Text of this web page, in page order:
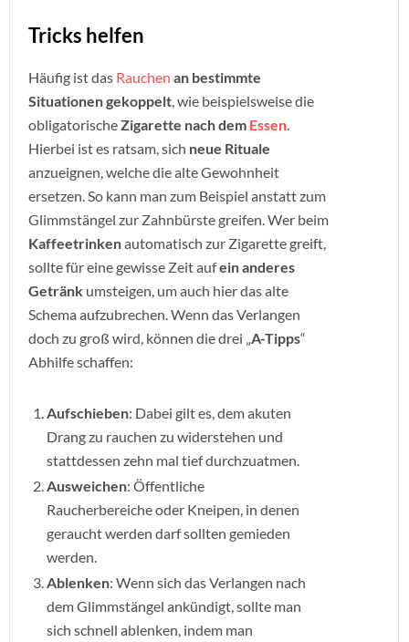
Tricks helfen
Häufig ist das Rauchen an bestimmte
Situationen gekoppelt, wie beispielsweise die
obligatorischeZigarette nach dem Essen.
Hierbei ist es ratsam, sich neue Rituale
anzueignen, welche die alte Gewohnheit
ersetzen. So kann man zum Beispiel anstatt zum
Glimmstängel zur Zahnbürste greifen. Wer beim
Kaffeetrinkenautomatisch zur Zigarette greift,
sollte für eine gewisse Zeit aufein anderes
Getränk umsteigen, um auch hier das alte
Schema aufzubrechen. Wenn das Verlangen
doch zu groß wird, können die drei „A-Tipps“
Abhilfe schaffen:
Aufschieben: Dabei gilt es, dem akuten
Drang zu rauchen zu widerstehen und
stattdessen zehn mal tief durchzuatmen.
Ausweichen: Öffentliche
Raucherbereiche oder Kneipen, in denen
geraucht werden darf sollten gemieden
werden.
Ablenken: Wenn sich das Verlangen nach
dem Glimmstängel ankündigt, sollte man
sich schnell ablenken, indem man